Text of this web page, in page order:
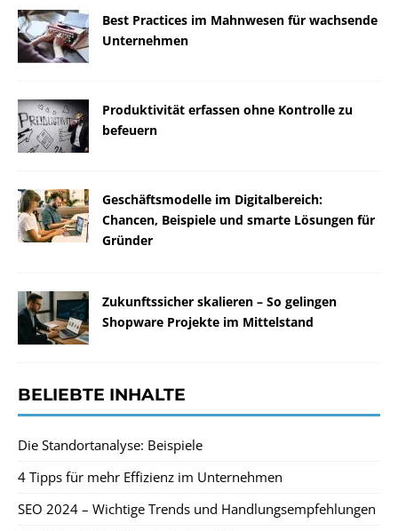
Best Practices im Mahnwesen für wachsende
Unternehmen
Produktivität erfassen ohne Kontrolle zu
befeuern
Geschäftsmodelle im Digitalbereich:
Chancen, Beispiele und smarte Lösungen für
Gründer
Zukunftssicher skalieren – So gelingen
Shopware Projekte im Mittelstand
BELIEBTE INHALTE
Die Standortanalyse: Beispiele
4 Tipps für mehr Effizienz im Unternehmen
SEO 2024 – Wichtige Trends und Handlungsempfehlungen